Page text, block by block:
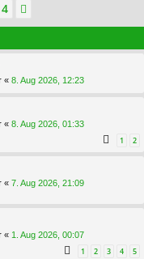
4
« 8. Aug 2026, 12:23
« 8. Aug 2026, 01:33
1 2
« 7. Aug 2026, 21:09
« 1. Aug 2026, 00:07
1 2 3 4 5